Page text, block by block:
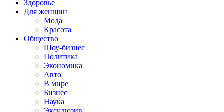
Здоровье
Для женщин
Мода
Красота
Общество
Шоу-бизнес
Политика
Экономика
Авто
В мире
Бизнес
Наука
Эксклюзив